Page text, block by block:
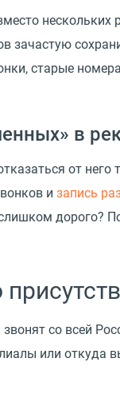
нескольких
зачастую
старые
в
от него
и запись
дорого?
со всей
или откуда